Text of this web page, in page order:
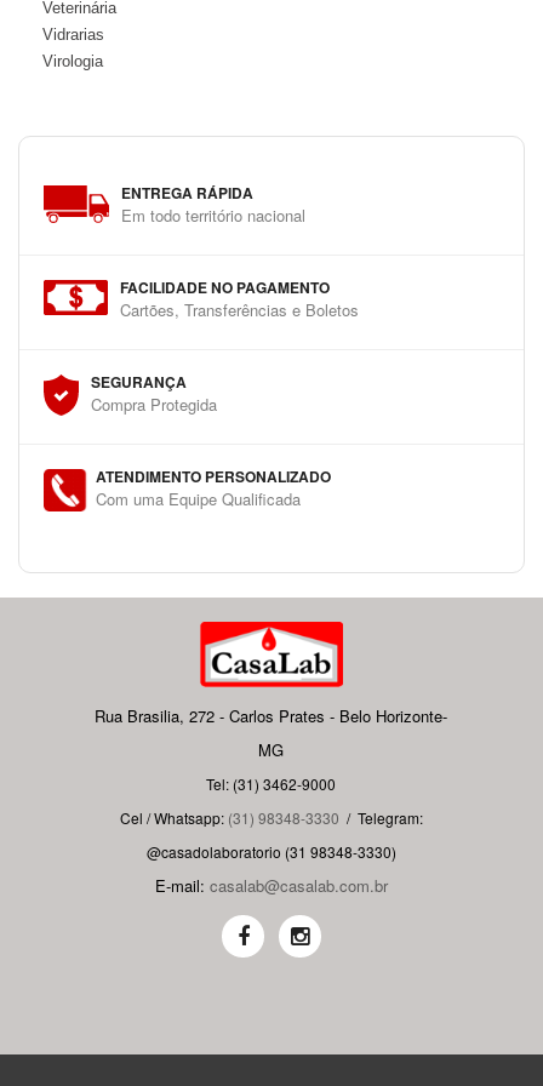
Veterinária
Vidrarias
Virologia
ENTREGA RÁPIDA
Em todo território nacional
FACILIDADE NO PAGAMENTO
Cartões, Transferências e Boletos
SEGURANÇA
Compra Protegida
ATENDIMENTO PERSONALIZADO
Com uma Equipe Qualificada
Rua Brasilia, 272 - Carlos Prates - Belo Horizonte-
MG
Tel: (31) 3462-9000
Cel / Whatsapp: (31) 98348-3330 / Telegram:
@casadolaboratorio (31 98348-3330)
E-mail: casalab@casalab.com.br